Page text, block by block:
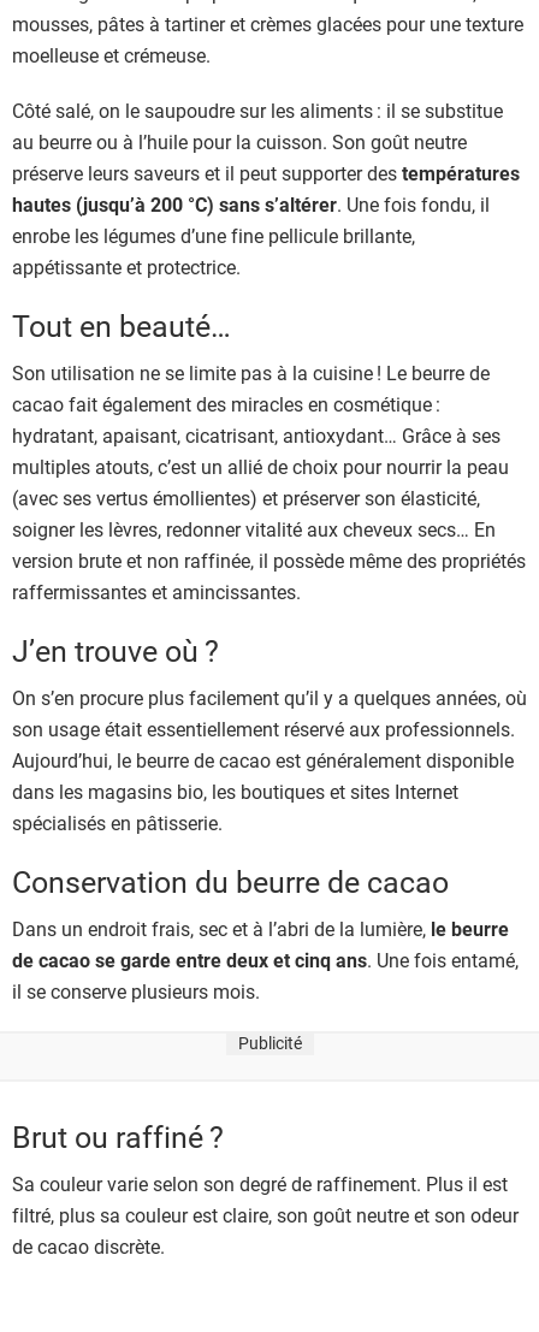
mousses, pâtes à tartiner et crèmes glacées pour une texture
moelleuse et crémeuse.
Côté salé, on le saupoudre sur les aliments : il se substitue
au beurre ou à l’huile pour la cuisson. Son goût neutre
préserve leurs saveurs et il peut supporter destempératures
hautes (jusqu’à 200 °C) sans s’altérer. Une fois fondu, il
enrobe les légumes d’une fine pellicule brillante,
appétissante et protectrice.
Tout en beauté…
Son utilisation ne se limite pas à la cuisine ! Le beurre de
cacao fait également des miracles en cosmétique :
hydratant, apaisant, cicatrisant, antioxydant… Grâce à ses
multiples atouts, c’est un allié de choix pour nourrir la peau
(avec ses vertus émollientes) et préserver son élasticité,
soigner les lèvres, redonner vitalité aux cheveux secs… En
version brute et non raffinée, il possède même des propriétés
raffermissantes et amincissantes.
J’en trouve où ?
On s’en procure plus facilement qu’il y a quelques années, où
son usage était essentiellement réservé aux professionnels.
Aujourd’hui, le beurre de cacao est généralement disponible
dans les magasins bio, les boutiques et sites Internet
spécialisés en pâtisserie.
Conservation du beurre de cacao
Dans un endroit frais, sec et à l’abri de la lumière, le beurre
de cacao se garde entre deux et cinq ans. Une fois entamé,
il se conserve plusieurs mois.
Publicité
Brut ou raffiné ?
Sa couleur varie selon son degré de raffinement. Plus il est
filtré, plus sa couleur est claire, son goût neutre et son odeur
de cacao discrète.